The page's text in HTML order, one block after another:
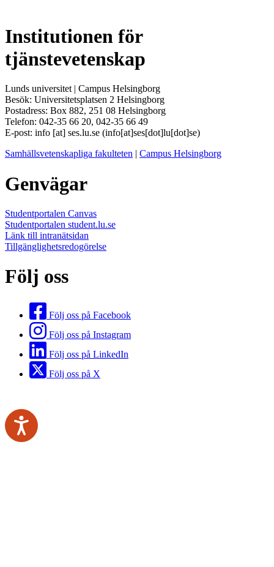
Institutionen för
tjänstevetenskap
Lunds universitet | Campus Helsingborg
Besök: Universitetsplatsen 2 Helsingborg
Postadress: Box 882, 251 08 Helsingborg
Telefon: 042-35 66 20, 042-35 66 49
E-post: info [at] ses.lu.se (info[at]ses[dot]lu[dot]se)
Samhällsvetenskapliga fakulteten | Campus Helsingborg
Genvägar
Studentportalen Canvas
Studentportalen student.lu.se
Länk till intranätsidan
Tillgänglighetsredogörelse
Följ oss
Följ oss på Facebook
Följ oss på Instagram
Följ oss på LinkedIn
Följ oss på X